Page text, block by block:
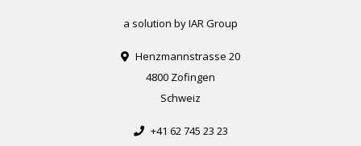
a solution by IAR Group
Henzmannstrasse 20
4800 Zofingen
Schweiz
+41 62 745 23 23